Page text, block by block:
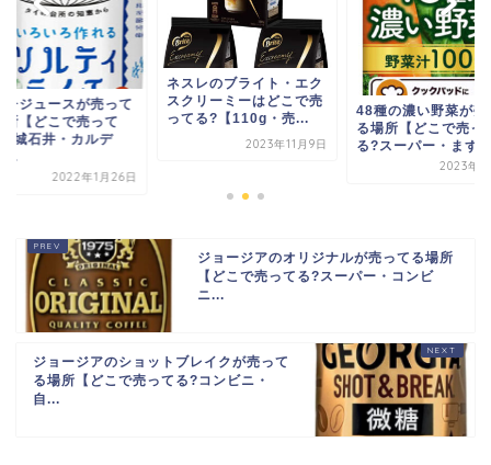
チジュースが売って
所【どこで売って
城石井・カルデ
...
2022年1月26日
ネスレのブライト・エク
スクリーミーはどこで売
ってる?【110g・売...
2023年11月9日
48種の濃い野菜が売
る場所【どこで売っ
る?スーパー・まず
2023年5
ジョージアのオリジナルが売ってる場所
【どこで売ってる?スーパー・コンビ
ニ...
ジョージアのショットブレイクが売って
る場所【どこで売ってる?コンビニ・
自...